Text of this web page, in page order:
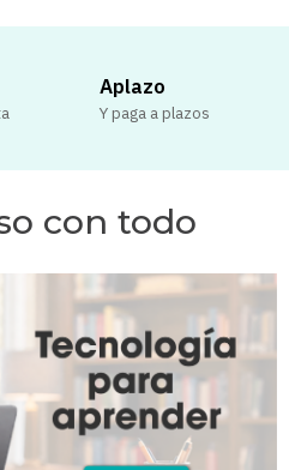
Aplazo
Y paga a plazos
con todo